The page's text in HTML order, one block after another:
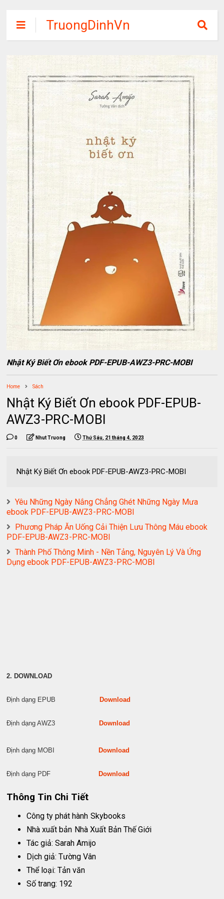
TruongDinhVn
Chia sẽ ebook,
phần mềm học
tập miễn phí
Nhật Ký Biết Ơn ebook PDF-EPUB-AWZ3-PRC-MOBI
Home Sách
Nhật Ký Biết Ơn ebook PDF-EPUB-
AWZ3-PRC-MOBI
0 Nhut Truong Thứ Sáu, 21 tháng 4, 2023
Nhật Ký Biết Ơn ebook PDF-EPUB-AWZ3-PRC-MOBI
Yêu Những Ngày Nắng Chẳng Ghét Những Ngày Mưa
ebook PDF-EPUB-AWZ3-PRC-MOBI
Phương Pháp Ăn Uống Cải Thiện Lưu Thông Máu ebook
PDF-EPUB-AWZ3-PRC-MOBI
Thành Phố Thông Minh - Nền Tảng, Nguyên Lý Và Ứng
Dụng ebook PDF-EPUB-AWZ3-PRC-MOBI
2. DOWNLOAD
Định dạng EPUB Download
Định dạng AWZ3 Download
Định dạng MOBI Download
Định dạng PDF Download
Thông Tin Chi Tiết
Công ty phát hành Skybooks
Nhà xuất bản Nhà Xuất Bản Thế Giới
Tác giả: Sarah Amijo
Dịch giả: Tường Vân
Thể loại: Tản văn
Số trang: 192